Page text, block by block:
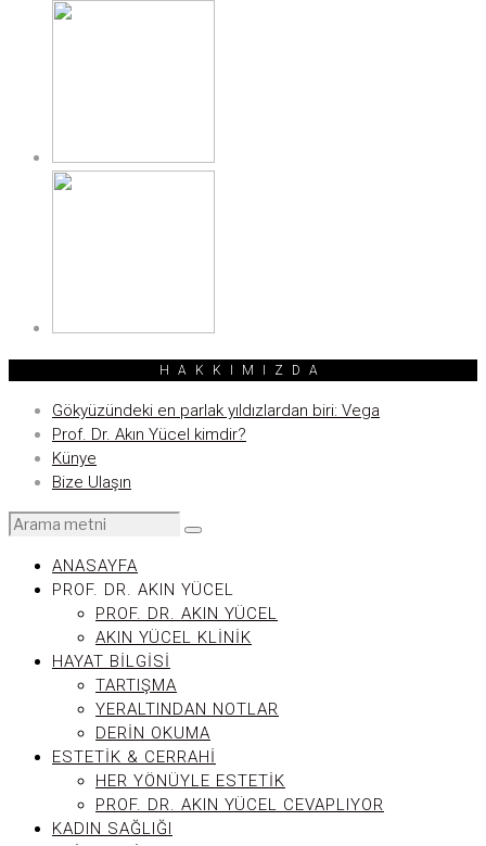
HAKKIMIZDA
Gökyüzündeki en parlak yıldızlardan biri: Vega
Prof. Dr. Akın Yücel kimdir?
Künye
Bize Ulaşın
ANASAYFA
PROF. DR. AKIN YÜCEL
PROF. DR. AKIN YÜCEL
AKIN YÜCEL KLINIK
HAYAT BILGISI
TARTIŞMA
YERALTINDAN NOTLAR
DERIN OKUMA
ESTETIK & CERRAHI
HER YÖNÜYLE ESTETIK
PROF. DR. AKIN YÜCEL CEVAPLIYOR
KADIN SAĞLIĞI